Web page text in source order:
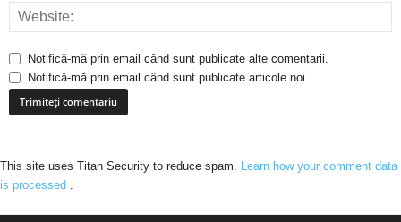
Notifică-mă prin email când sunt publicate alte comentarii.
Notifică-mă prin email când sunt publicate articole noi.
This site uses Titan Security to reduce spam. Learn how your comment data
is processed .